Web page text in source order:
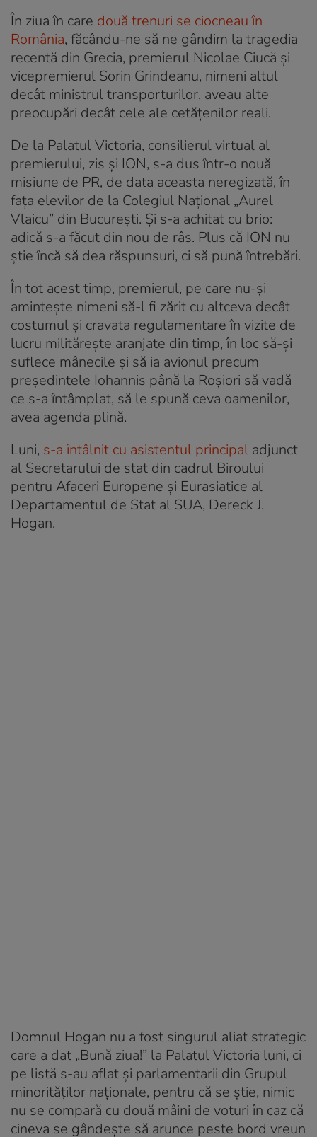
În ziua în care două trenuri se ciocneau în
România, făcându-ne să ne gândim la tragedia
recentă din Grecia, premierul Nicolae Ciucă și
vicepremierul Sorin Grindeanu, nimeni altul
decât ministrul transporturilor, aveau alte
preocupări decât cele ale cetățenilor reali.
De la Palatul Victoria, consilierul virtual al
premierului, zis și ION, s-a dus într-o nouă
misiune de PR, de data aceasta neregizată, în
fața elevilor de la Colegiul Național „Aurel
Vlaicu” din București. Și s-a achitat cu brio:
adică s-a făcut din nou de râs. Plus că ION nu
știe încă să dea răspunsuri, ci să pună întrebări.
În tot acest timp, premierul, pe care nu-și
amintește nimeni să-l fi zărit cu altceva decât
costumul și cravata regulamentare în vizite de
lucru militărește aranjate din timp, în loc să-și
suflece mânecile și să ia avionul precum
președintele Iohannis până la Roșiori să vadă
ce s-a întâmplat, să le spună ceva oamenilor,
avea agenda plină.
Luni, s-a întâlnit cu asistentul principal adjunct
al Secretarului de stat din cadrul Biroului
pentru Afaceri Europene şi Eurasiatice al
Departamentul de Stat al SUA, Dereck J.
Hogan.
Domnul Hogan nu a fost singurul aliat strategic
care a dat „Bună ziua!” la Palatul Victoria luni, ci
pe listă s-au aflat și parlamentarii din Grupul
minorităților naționale, pentru că se știe, nimic
nu se compară cu două mâini de voturi în caz că
cineva se gândește să arunce peste bord vreun